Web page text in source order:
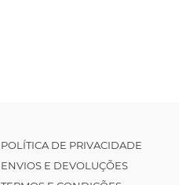
POLÍTICA DE PRIVACIDADE
ENVIOS E DEVOLUÇÕES